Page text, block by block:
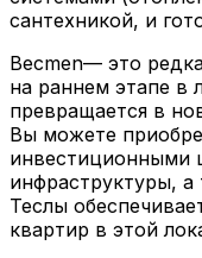
сантехникой, и
Becmen— это
на раннем этапе в
превращается в
Вы можете
инвестиционными
инфраструктуры,
Теслы
квартир в этой